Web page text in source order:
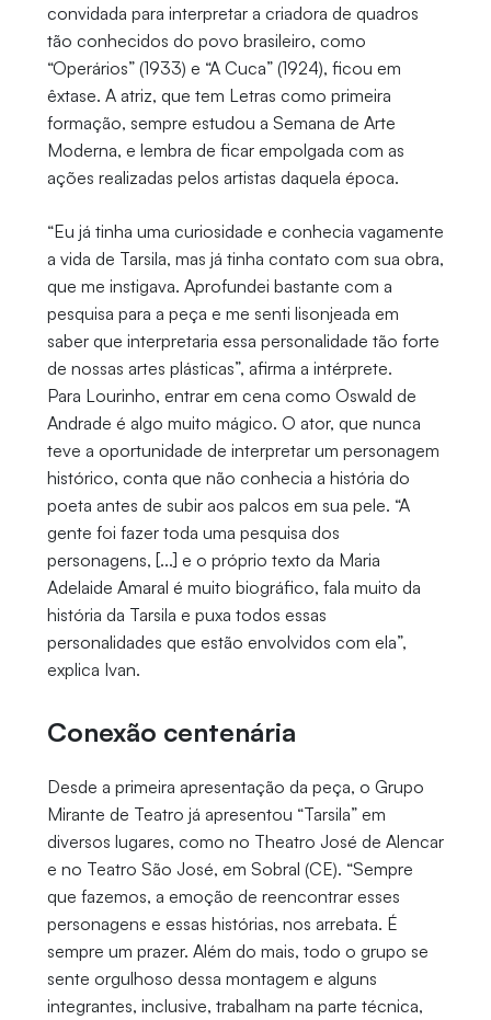
convidada para interpretar a criadora de quadros
tão conhecidos do povo brasileiro, como
“Operários” (1933) e “A Cuca” (1924), ficou em
êxtase. A atriz, que tem Letras como primeira
formação, sempre estudou a Semana de Arte
Moderna, e lembra de ficar empolgada com as
ações realizadas pelos artistas daquela época.
“Eu já tinha uma curiosidade e conhecia vagamente
a vida de Tarsila, mas já tinha contato com sua obra,
que me instigava. Aprofundei bastante com a
pesquisa para a peça e me senti lisonjeada em
saber que interpretaria essa personalidade tão forte
de nossas artes plásticas”, afirma a intérprete.
Para Lourinho, entrar em cena como Oswald de
Andrade é algo muito mágico. O ator, que nunca
teve a oportunidade de interpretar um personagem
histórico, conta que não conhecia a história do
poeta antes de subir aos palcos em sua pele. “A
gente foi fazer toda uma pesquisa dos
personagens, [...] e o próprio texto da Maria
Adelaide Amaral é muito biográfico, fala muito da
história da Tarsila e puxa todos essas
personalidades que estão envolvidos com ela”,
explica Ivan.
Conexão centenária
Desde a primeira apresentação da peça, o Grupo
Mirante de Teatro já apresentou “Tarsila” em
diversos lugares, como no Theatro José de Alencar
e no Teatro São José, em Sobral (CE). “Sempre
que fazemos, a emoção de reencontrar esses
personagens e essas histórias, nos arrebata. É
sempre um prazer. Além do mais, todo o grupo se
sente orgulhoso dessa montagem e alguns
integrantes, inclusive, trabalham na parte técnica,